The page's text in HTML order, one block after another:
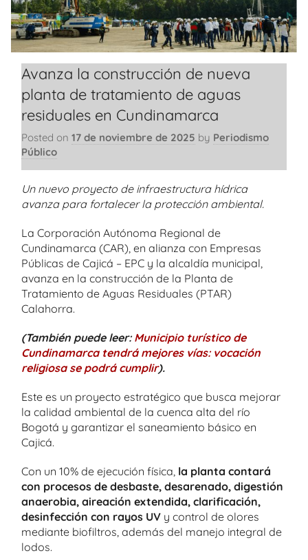
Avanza la construcción de nueva
planta de tratamiento de aguas
residuales en Cundinamarca
Posted on 17 de noviembre de 2025 by Periodismo
Público
Un nuevo proyecto de infraestructura hídrica
avanza para fortalecer la protección ambiental.
La Corporación Autónoma Regional de
Cundinamarca (CAR), en alianza con Empresas
Públicas de Cajicá – EPC y la alcaldía municipal,
avanza en la construcción de la Planta de
Tratamiento de Aguas Residuales (PTAR)
Calahorra.
(También puede leer: Municipio turístico de
Cundinamarca tendrá mejores vías: vocación
religiosa se podrá cumplir).
Este es un proyecto estratégico que busca mejorar
la calidad ambiental de la cuenca alta del río
Bogotá y garantizar el saneamiento básico en
Cajicá.
Con un 10% de ejecución física, la planta contará
con procesos de desbaste, desarenado, digestión
anaerobia, aireación extendida, clarificación,
desinfección con rayos UV y control de olores
mediante biofiltros, además del manejo integral de
lodos.